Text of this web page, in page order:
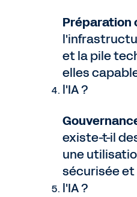
Préparation
et la pile
elles
l'IA ?
existe-t-il
une
sécurisée
l'IA ?